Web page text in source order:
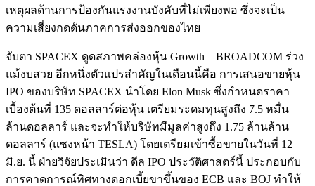
เหตุผลด้านการป้องกันแรงงานบังคับที่ไม่เพียงพอ ซึ่งจะเป็น
ความเสี่ยงกดดันภาคการส่งออกของไทย
จับตา SPACEX ดูดสภาพคล่องหุ้น Growth – BROADCOM ร่วง
แม้งบสวย อีกหนึ่งตัวแปรสำคัญในเดือนนี้คือ การเสนอขายหุ้น
IPO ของบริษัท SPACEX นำโดย Elon Musk ซึ่งกำหนดราคา
เบื้องต้นที่ 135 ดอลลาร์ต่อหุ้น เตรียมระดมทุนสูงถึง 7.5 หมื่น
ล้านดอลลาร์ และจะทำให้บริษัทมีมูลค่าสูงถึง 1.75 ล้านล้าน
ดอลลาร์ (แซงหน้า TESLA) โดยเตรียมเข้าซื้อขายในวันที่ 12
มิ.ย. นี้ ฝ่ายวิจัยประเมินว่า ดีล IPO ประวัติศาสตร์นี้ ประกอบกับ
การคาดการณ์ทิศทางดอกเบี้ยขาขึ้นของ ECB และ BOJ ทำให้